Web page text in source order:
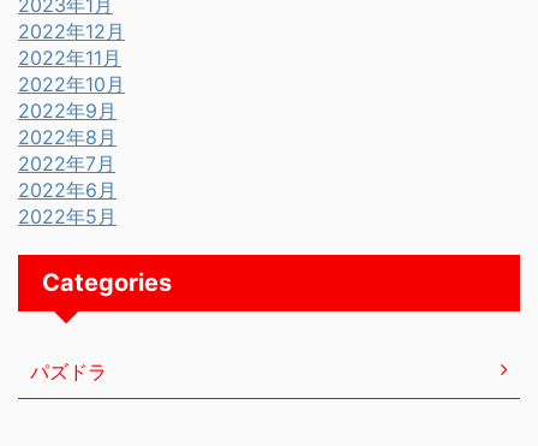
2023年1月
2022年12月
2022年11月
2022年10月
2022年9月
2022年8月
2022年7月
2022年6月
2022年5月
Categories
パズドラ